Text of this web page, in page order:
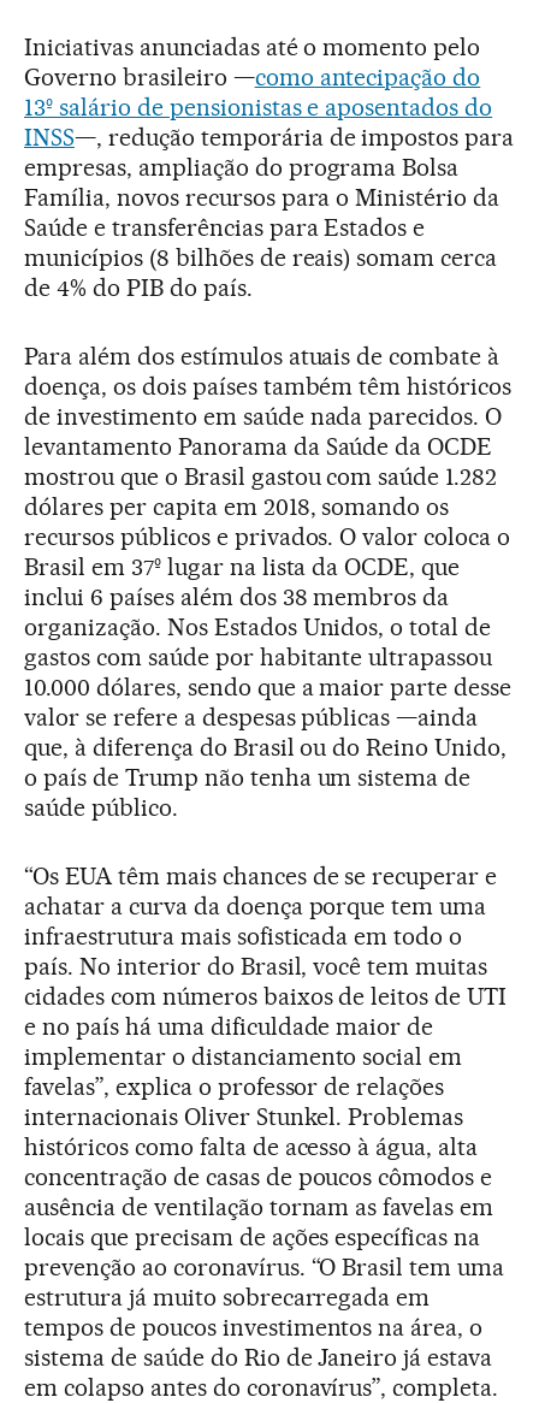
Iniciativas anunciadas até o momento pelo
Governo brasileiro —como antecipação do
13º salário de pensionistas e aposentados do
INSS—, redução temporária de impostos para
empresas, ampliação do programa Bolsa
Família, novos recursos para o Ministério da
Saúde e transferências para Estados e
municípios (8 bilhões de reais) somam cerca
de 4% do PIB do país.
Para além dos estímulos atuais de combate à
doença, os dois países também têm históricos
de investimento em saúde nada parecidos. O
levantamento Panorama da Saúde da OCDE
mostrou que o Brasil gastou com saúde 1.282
dólares per capita em 2018, somando os
recursos públicos e privados. O valor coloca o
Brasil em 37º lugar na lista da OCDE, que
inclui 6 países além dos 38 membros da
organização. Nos Estados Unidos, o total de
gastos com saúde por habitante ultrapassou
10.000 dólares, sendo que a maior parte desse
valor se refere a despesas públicas —ainda
que, à diferença do Brasil ou do Reino Unido,
o país de Trump não tenha um sistema de
saúde público.
“Os EUA têm mais chances de se recuperar e
achatar a curva da doença porque tem uma
infraestrutura mais sofisticada em todo o
país. No interior do Brasil, você tem muitas
cidades com números baixos de leitos de UTI
e no país há uma dificuldade maior de
implementar o distanciamento social em
favelas”, explica o professor de relações
internacionais Oliver Stunkel. Problemas
históricos como falta de acesso à água, alta
concentração de casas de poucos cômodos e
ausência de ventilação tornam as favelas em
locais que precisam de ações específicas na
prevenção ao coronavírus. “O Brasil tem uma
estrutura já muito sobrecarregada em
tempos de poucos investimentos na área, o
sistema de saúde do Rio de Janeiro já estava
em colapso antes do coronavírus”, completa.